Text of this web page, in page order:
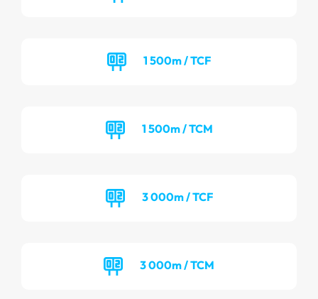
1 500m / TCF
1 500m / TCM
3 000m / TCF
3 000m / TCM